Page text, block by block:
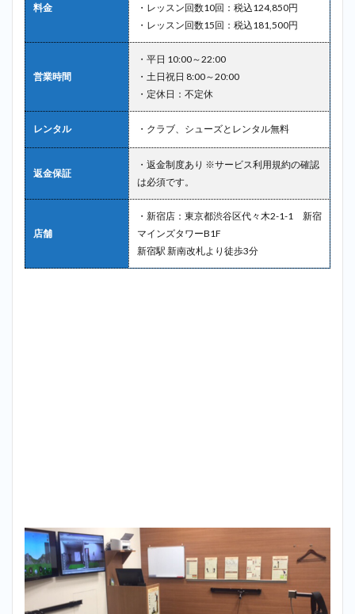
料金
・レッスン回数10回：税込124,850円
・レッスン回数15回：税込181,500円
営業時間
・平日 10:00～22:00
・土日祝日 8:00～20:00
・定休日：不定休
レンタル ・クラブ、シューズとレンタル無料
返金保証
・返金制度あり ※サービス利用規約の確認
は必須です。
店舗
・新宿店：東京都渋谷区代々木2-1-1 新宿
マインズタワーB1F
新宿駅 新南改札より徒歩3分